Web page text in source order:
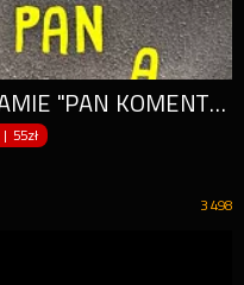
DAMIAN SKÓRA W PROGRAMIE "PAN KOMENTARZ:" + POLSKA KOMENTUJĄCA NA ŻYWO
| 55zł
3 498